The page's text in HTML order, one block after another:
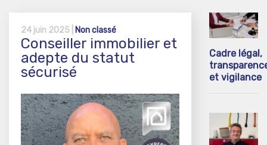
24 juin 2025 | Non classé
Conseiller immobilier et
adepte du statut
sécurisé
Cadre légal,
et vigilance